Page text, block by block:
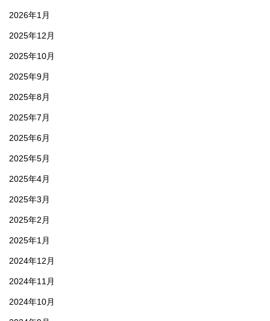
2026年1月
2025年12月
2025年10月
2025年9月
2025年8月
2025年7月
2025年6月
2025年5月
2025年4月
2025年3月
2025年2月
2025年1月
2024年12月
2024年11月
2024年10月